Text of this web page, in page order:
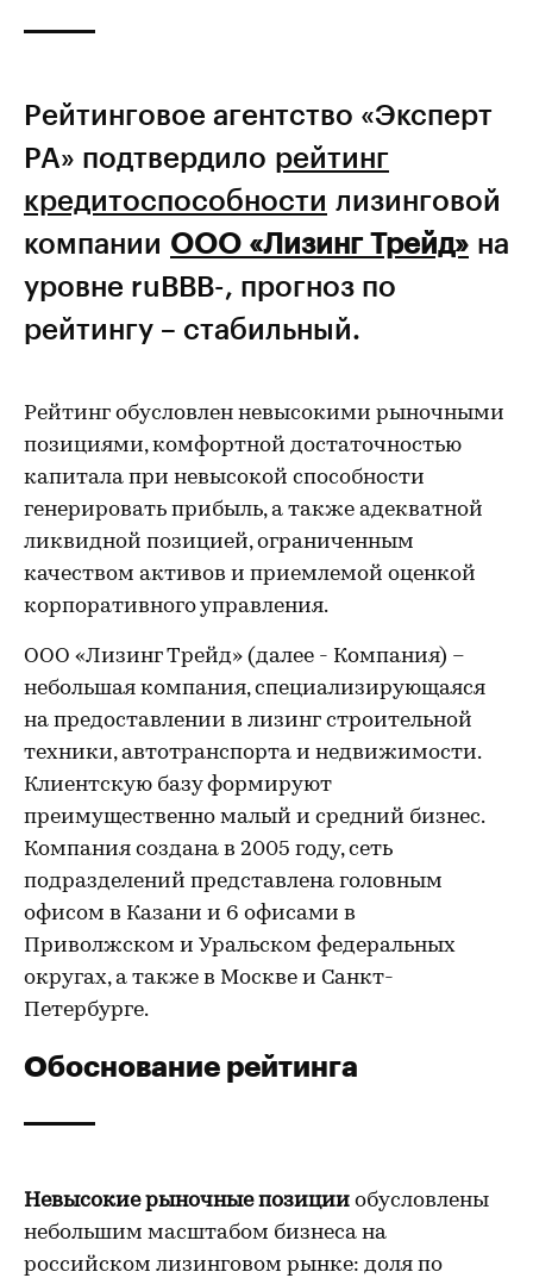
Рейтинговое агентство «Эксперт
РА» подтвердило рейтинг
кредитоспособности лизинговой
компании ООО «Лизинг Трейд» на
уровне ruВВВ-, прогноз по
рейтингу – стабильный.
Рейтинг обусловлен невысокими рыночными
позициями, комфортной достаточностью
капитала при невысокой способности
генерировать прибыль, а также адекватной
ликвидной позицией, ограниченным
качеством активов и приемлемой оценкой
корпоративного управления.
ООО «Лизинг Трейд» (далее - Компания) –
небольшая компания, специализирующаяся
на предоставлении в лизинг строительной
техники, автотранспорта и недвижимости.
Клиентскую базу формируют
преимущественно малый и средний бизнес.
Компания создана в 2005 году, сеть
подразделений представлена головным
офисом в Казани и 6 офисами в
Приволжском и Уральском федеральных
округах, а также в Москве и Санкт-
Петербурге.
Обоснование рейтинга
Невысокие рыночные позиции обусловлены
небольшим масштабом бизнеса на
российском лизинговом рынке: доля по